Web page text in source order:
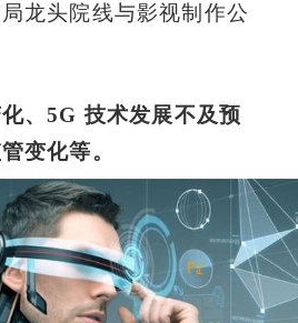
龙头院线与影视制作公
、5G 技术发展不及预
变化等。